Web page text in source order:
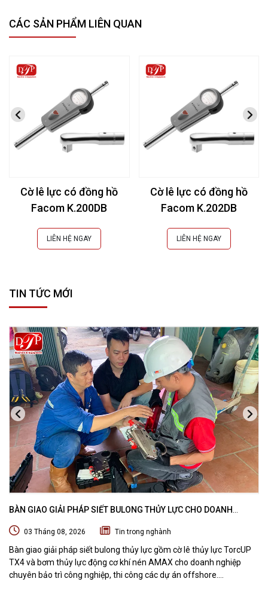
CÁC SẢN PHẨM LIÊN QUAN
Cờ lê lực có đồng hồ
Facom K.200DB
LIÊN HỆ NGAY
Cờ lê lực có đồng hồ
Facom K.202DB
LIÊN HỆ NGAY
TIN TỨC MỚI
BÀN GIAO GIẢI PHÁP SIẾT BULONG THỦY LỰC CHO DOANH
03 Tháng 08, 2026 Tin trong nghành
Bàn giao giải pháp siết bulong thủy lực gồm cờ lê thủy lực TorcUP
TX4 và bơm thủy lực động cơ khí nén AMAX cho doanh nghiệp
chuyên bảo trì công nghiệp, thi công các dự án offshore.